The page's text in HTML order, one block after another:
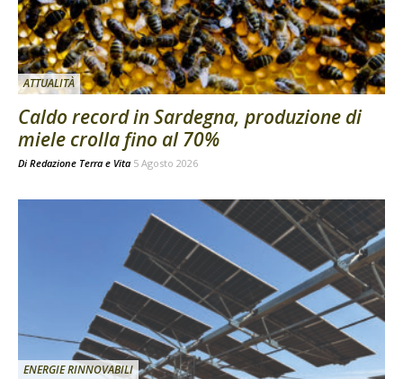
ATTUALITÀ
Caldo record in Sardegna, produzione di
miele crolla fino al 70%
Di Redazione Terra e Vita 5 Agosto 2026
ENERGIE RINNOVABILI